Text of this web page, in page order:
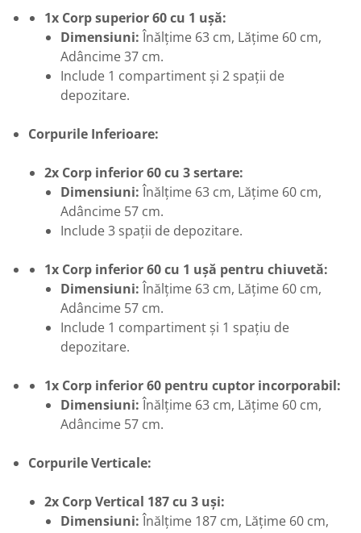
1x Corp superior 60 cu 1 ușă:
Dimensiuni:Înălțime 63 cm, Lățime 60 cm,
Adâncime 37 cm.
Include 1 compartiment și 2 spații de
depozitare.
Corpurile Inferioare:
2x Corp inferior 60 cu 3 sertare:
Dimensiuni:Înălțime 63 cm, Lățime 60 cm,
Adâncime 57 cm.
Include 3 spații de depozitare.
1x Corp inferior 60 cu 1 ușă pentru chiuvetă:
Dimensiuni:Înălțime 63 cm, Lățime 60 cm,
Adâncime 57 cm.
Include 1 compartiment și 1 spațiu de
depozitare.
1x Corp inferior 60 pentru cuptor incorporabil:
Dimensiuni:Înălțime 63 cm, Lățime 60 cm,
Adâncime 57 cm.
Corpurile Verticale:
2x Corp Vertical 187 cu 3 uși:
Dimensiuni:Înălțime 187 cm, Lățime 60 cm,